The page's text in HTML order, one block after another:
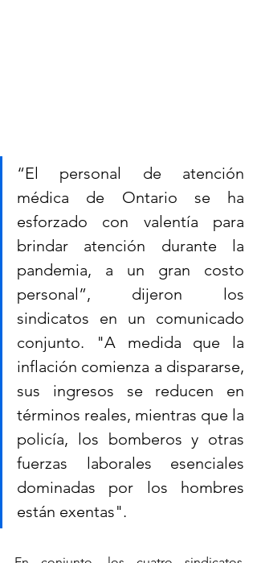
“El personal de atención
médica de Ontario se ha
esforzado con valentía para
brindar atención durante la
pandemia, a un gran costo
personal”, dijeron los
sindicatos en un comunicado
conjunto. "A medida que la
inflación comienza a dispararse,
sus ingresos se reducen en
términos reales, mientras que la
policía, los bomberos y otras
fuerzas laborales esenciales
dominadas por los hombres
están exentas".